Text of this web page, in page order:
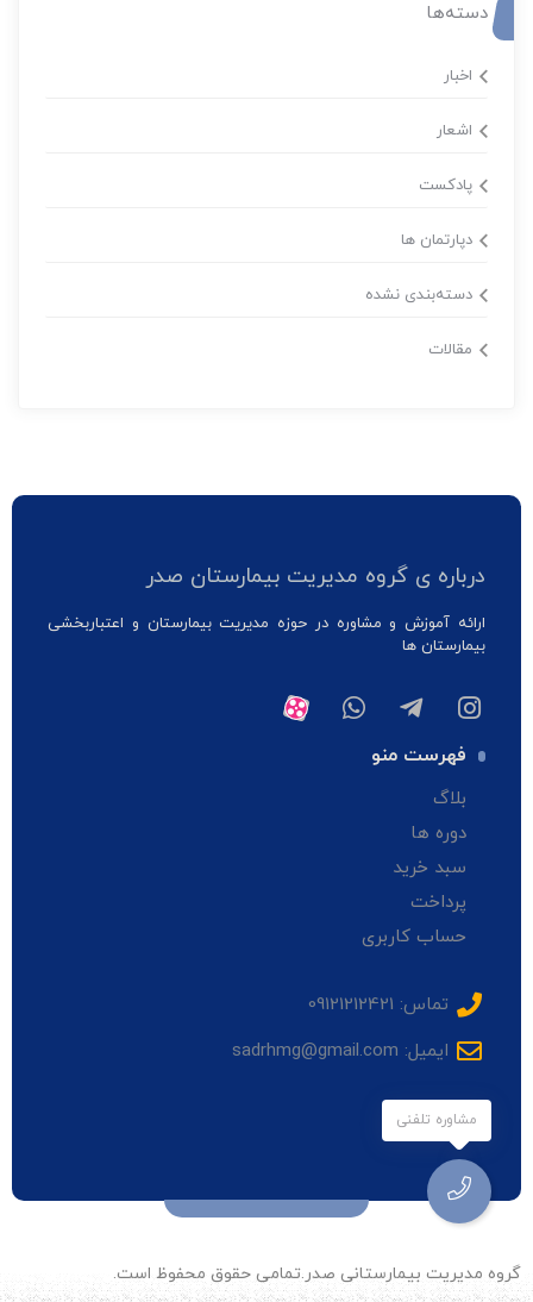
دسته‌ها
اخبار
اشعار
پادکست
دپارتمان ها
دسته‌بندی نشده
مقالات
درباره ی گروه مدیریت بیمارستان صدر
ارائه آموزش و مشاوره در حوزه مدیریت بیمارستان و اعتباربخشی
بیمارستان ها
فهرست منو
بلاگ
دوره ها
سبد خرید
پرداخت
حساب کاربری
تماس: 09121212421
ایمیل: sadrhmg@gmail.com
گروه مدیریت بیمارستانی صدر.تمامی حقوق محفوظ است.
مشاوره تلفنی